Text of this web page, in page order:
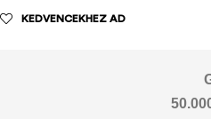
KEDVENCEKHEZ AD